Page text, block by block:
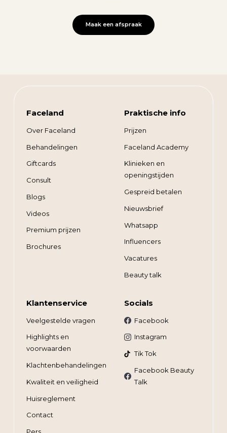
Maak een afspraak
Faceland
Over Faceland
Behandelingen
Giftcards
Consult
Blogs
Videos
Premium prijzen
Brochures
Praktische info
Prijzen
Faceland Academy
Klinieken en
openingstijden
Gespreid betalen
Nieuwsbrief
Whatsapp
Influencers
Vacatures
Beauty talk
Klantenservice
Veelgestelde vragen
Highlights en
voorwaarden
Klachtenbehandelingen
Kwaliteit en veiligheid
Huisreglement
Contact
Socials
Facebook
Instagram
Tik Tok
Facebook Beauty
Talk